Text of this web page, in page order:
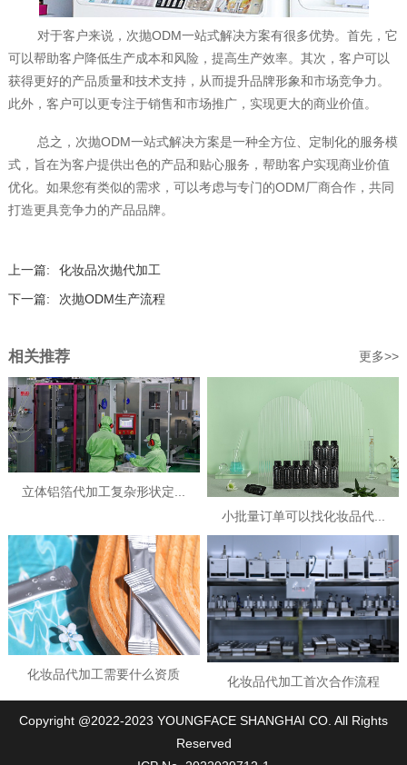
对于客户来说，次抛ODM一站式解决方案有很多优势。首先，它
可以帮助客户降低生产成本和风险，提高生产效率。其次，客户可以
获得更好的产品质量和技术支持，从而提升品牌形象和市场竞争力。
此外，客户可以更专注于销售和市场推广，实现更大的商业价值。
总之，次抛ODM一站式解决方案是一种全方位、定制化的服务模
式，旨在为客户提供出色的产品和贴心服务，帮助客户实现商业价值
优化。如果您有类似的需求，可以考虑与专门的ODM厂商合作，共同
打造更具竞争力的产品品牌。‍
上一篇:
化妆品次抛代加工
下一篇:
次抛ODM生产流程
相关推荐 更多>>
立体铝箔代加工复杂形状定...
小批量订单可以找化妆品代...
化妆品代加工需要什么资质
化妆品代加工首次合作流程
Copyright @2022-2023 YOUNGFACE SHANGHAI CO. All Rights
Reserved